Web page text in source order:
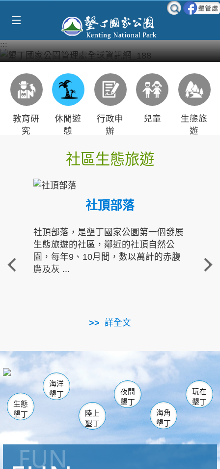
:::
教育研
究
休閒遊
憩
行政申
辦
兒童
生態旅
遊
社區生態旅遊
社頂部落
社頂部落，是墾丁國家公園第一個發展
生態旅遊的社區，鄰近的社頂自然公
園，每年9、10月間，數以萬計的赤腹
鷹及灰 ...
詳全文
重
走進
南仁湖
海生館
恆春 佳樂水
龍鑾潭自然中心 森林遊樂區
瓊麻館
關山 墾管處遊客中心
社頂公園 風吹沙
船帆石
白砂 龍磐公園
香蕉灣
砂島
鵝鑾鼻
生態
墾丁
海洋
墾丁
陸上
墾丁
夜間
墾丁
海角
墾丁
玩在
墾丁